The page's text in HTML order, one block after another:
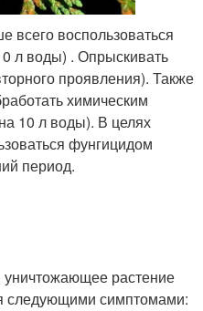
всего воспользоваться
л воды) . Опрыскивать
проявления). Также
химическим
10 л воды). В целях
фунгицидом
период.
растение
следующими симптомами: